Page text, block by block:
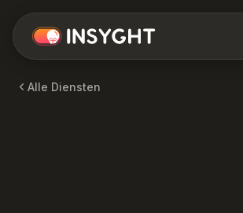
Alle Diensten